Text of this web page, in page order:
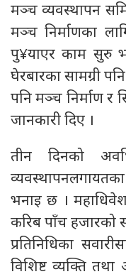
मञ्च व्यवस्थापन
मञ्च निर्माणका
पु¥याएर काम सुरु
घेरबारका सामग्री
पनि मञ्च निर्माण
जानकारी दिए ।
तीन दिनको
भनाइ छ ।
करिब पाँच हजारको
प्रतिनिधिका
विशिष्ट व्यक्ति तथा